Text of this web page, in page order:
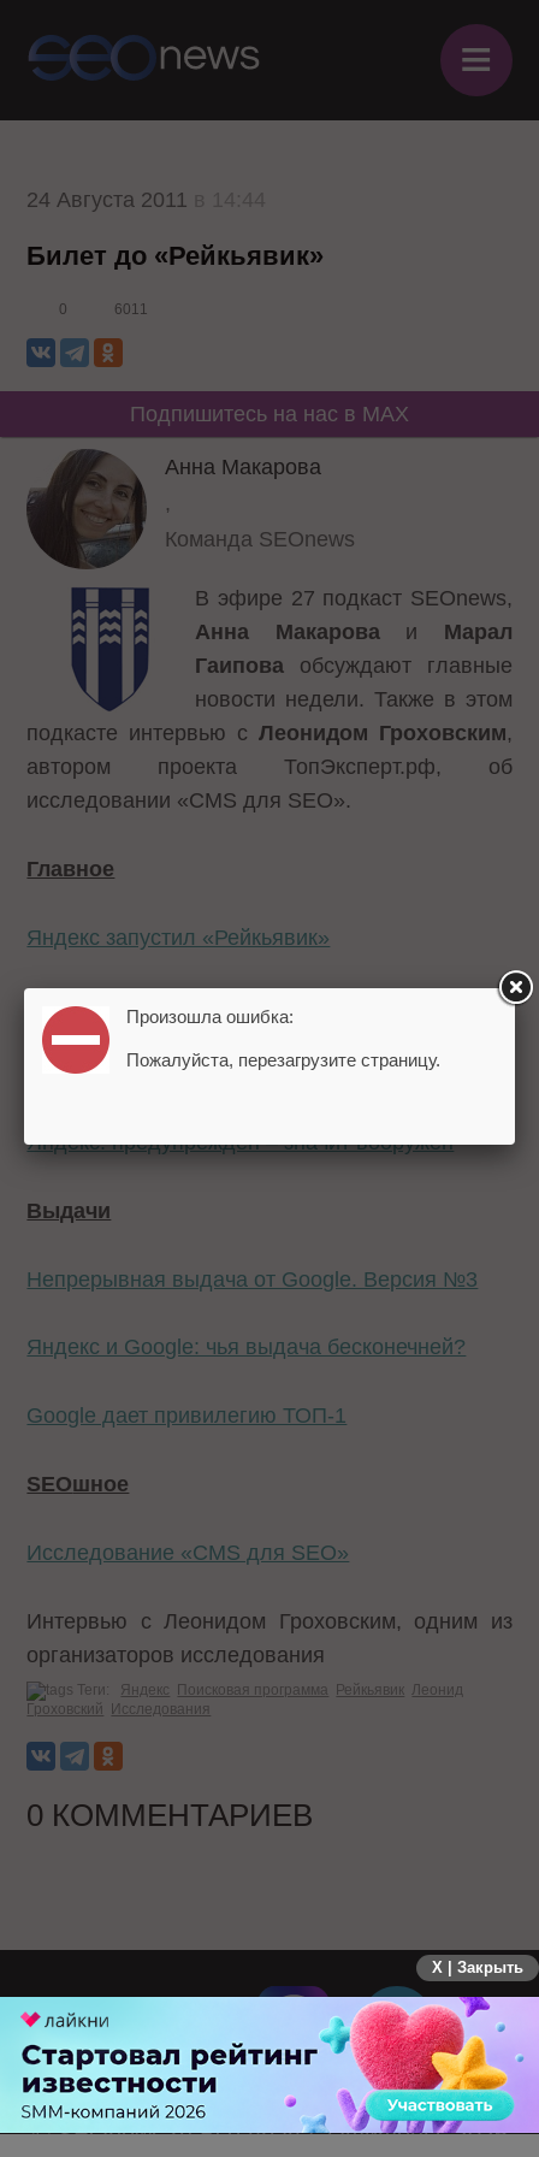
≡
24 Августа 2011
Билет до «Рейкьявик»
0 6011
Подпишитесь на нас в MAX
Анна Макарова
,
Команда SEOnews
В эфире 27 подкаст SEOnews,
Анна Макароваи Марал
Гаипова обсуждают главные
новости недели. Также в этом
подкасте интервью с Леонидом Гроховским,
автором проекта ТопЭксперт.рф, об
исследовании «CMS для SEO».
Главное
Яндекс запустил «Рейкьявик»
Оптимизаторы о «Рейкьявик»
Google Panda, добро пожаловать в Россию!
Яндекс: предупрежден – значит вооружен
Выдачи
Непрерывная выдача от Google. Версия №3
Яндекс и Google: чья выдача бесконечней?
Google дает привилегию ТОП-1
SEOшное
Исследование «CMS для SEO»
Интервью с Леонидом Гроховским, одним из
организаторов исследования
Теги: Яндекс Поисковая программа Рейкьявик Леонид
Гроховский
Исследования
0 КОММЕНТАРИЕВ
X | Закрыть
ПЕРЕЙТИ НА ПОЛНУЮ ВЕРСИЮ
© SEOnews.ru Все права защищены. 2026
Произошла ошибка:
Пожалуйста, перезагрузите страницу.